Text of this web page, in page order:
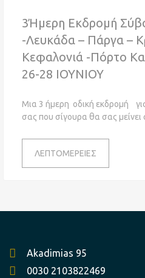
3Ήμερη Εκδρομή
-Λευκάδα – Πάργα –
Κεφαλονιά -Πόρτο
26-28 ΙΟΥΝΙΟΥ
Μια 3 ήμερη οδική εκδρομή
σας που σίγουρα θα σας
ΛΕΠΤΟΜΕΡΕΙΕΣ
Akadimias 95
0030 2103822469